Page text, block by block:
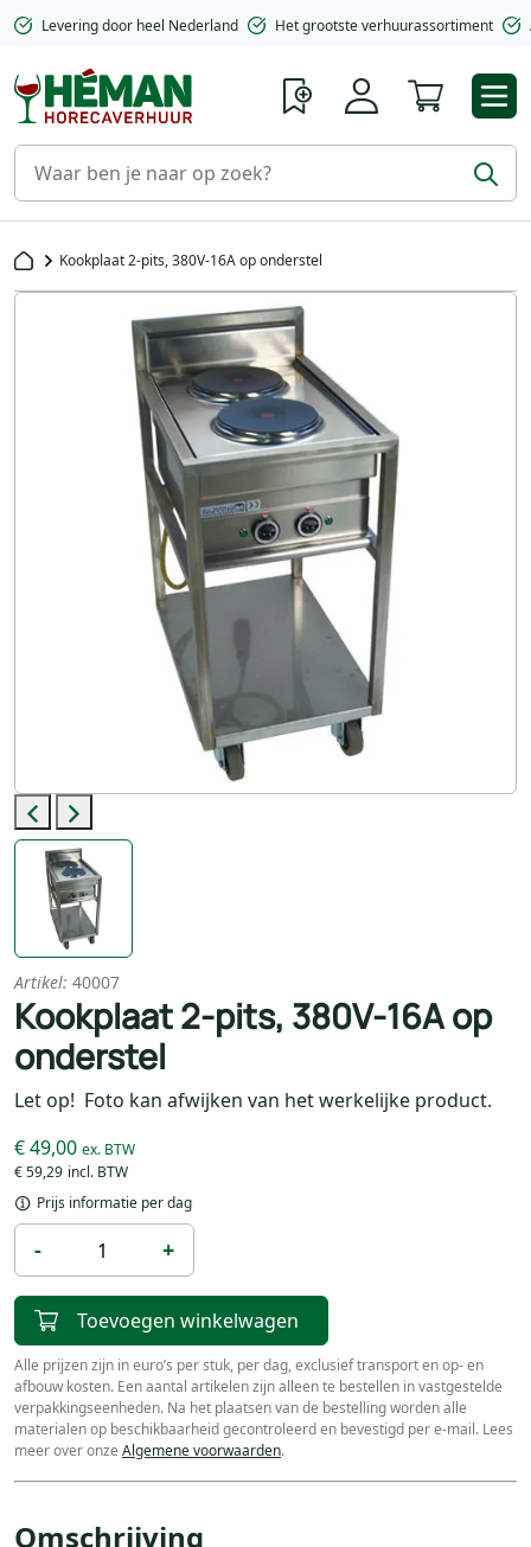
Levering door heel Nederland Het grootste verhuurassortiment
Kookplaat 2-pits, 380V-16A op onderstel
Previous
Next
Artikel: 40007
Kookplaat 2-pits, 380V-16A op
onderstel
Let op! Foto kan afwijken van het werkelijke product.
€ 59,29
€ 49,00
Prijs informatie per dag
- +
Toevoegen winkelwagen
Alle prijzen zijn in euro’s per stuk, per dag, exclusief transport en op- en
afbouw kosten. Een aantal artikelen zijn alleen te bestellen in vastgestelde
verpakkingseenheden. Na het plaatsen van de bestelling worden alle
materialen op beschikbaarheid gecontroleerd en bevestigd per e-mail. Lees
meer over onze Algemene voorwaarden.
Omschrijving